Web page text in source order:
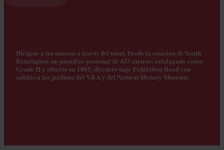
Dirígete a los museos a través del túnel. Desde la estación de South
Kensington, un pasadizo peatonal de 433 metros, catalogado como
Grade II y abierto en 1885, discurre bajo Exhibition Road con
salidas a los jardines del V&A y del Natural History Museum.